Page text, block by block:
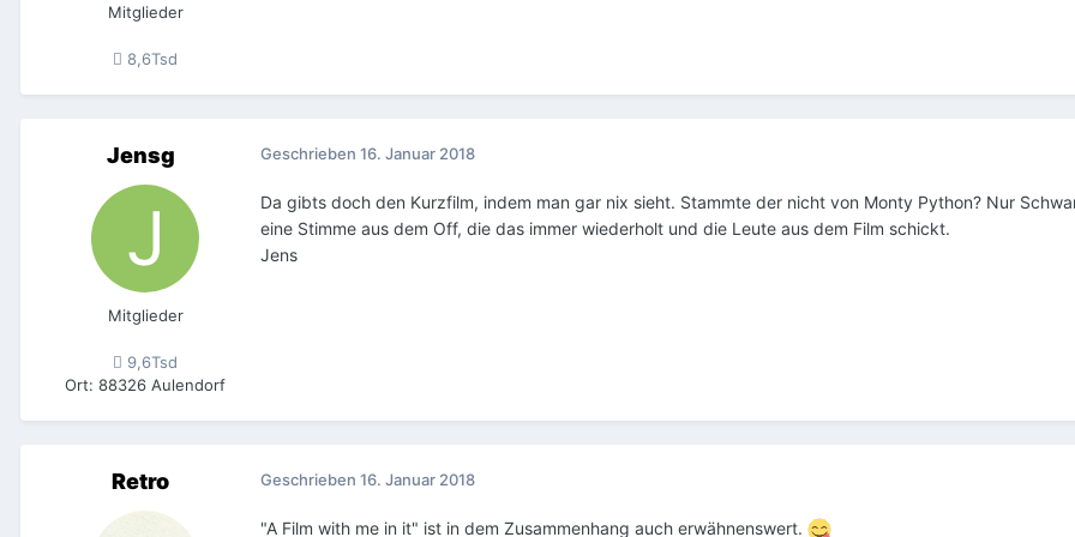
Mitglieder
8,6Tsd
Jensg
Mitglieder
9,6Tsd
Ort: 88326 Aulendorf
Geschrieben 16. Januar 2018
Da gibts doch den Kurzfilm, indem man gar nix sieht. Stammte der nicht von Monty Python? Nur
eine Stimme aus dem Off, die das immer wiederholt und die Leute aus dem Film schickt.
Jens
Retro Geschrieben 16. Januar 2018
"A Film with me in it" ist in dem Zusammenhang auch erwähnenswert.